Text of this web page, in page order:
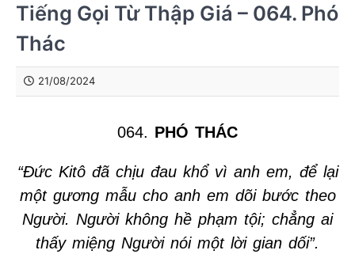
Tiếng Gọi Từ Thập Giá – 064. Phó
Thác
21/08/2024
064. PHÓ THÁC
“Đức Kitô đã chịu đau khổ vì anh em, để lại
một gương mẫu cho anh em dõi bước theo
Người. Người không hề phạm tội; chẳng ai
thấy miệng Người nói một lời gian dối”.